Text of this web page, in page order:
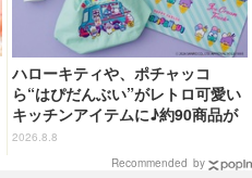
ハローキティや、ポチャッコ
ら“はぴだんぶい”がレトロ可愛い
キッチンアイテムに♪約90商品が
登場【212 KITCHEN STORE】
2026.8.8
Recommended by